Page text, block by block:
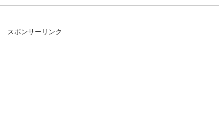
スポンサーリンク